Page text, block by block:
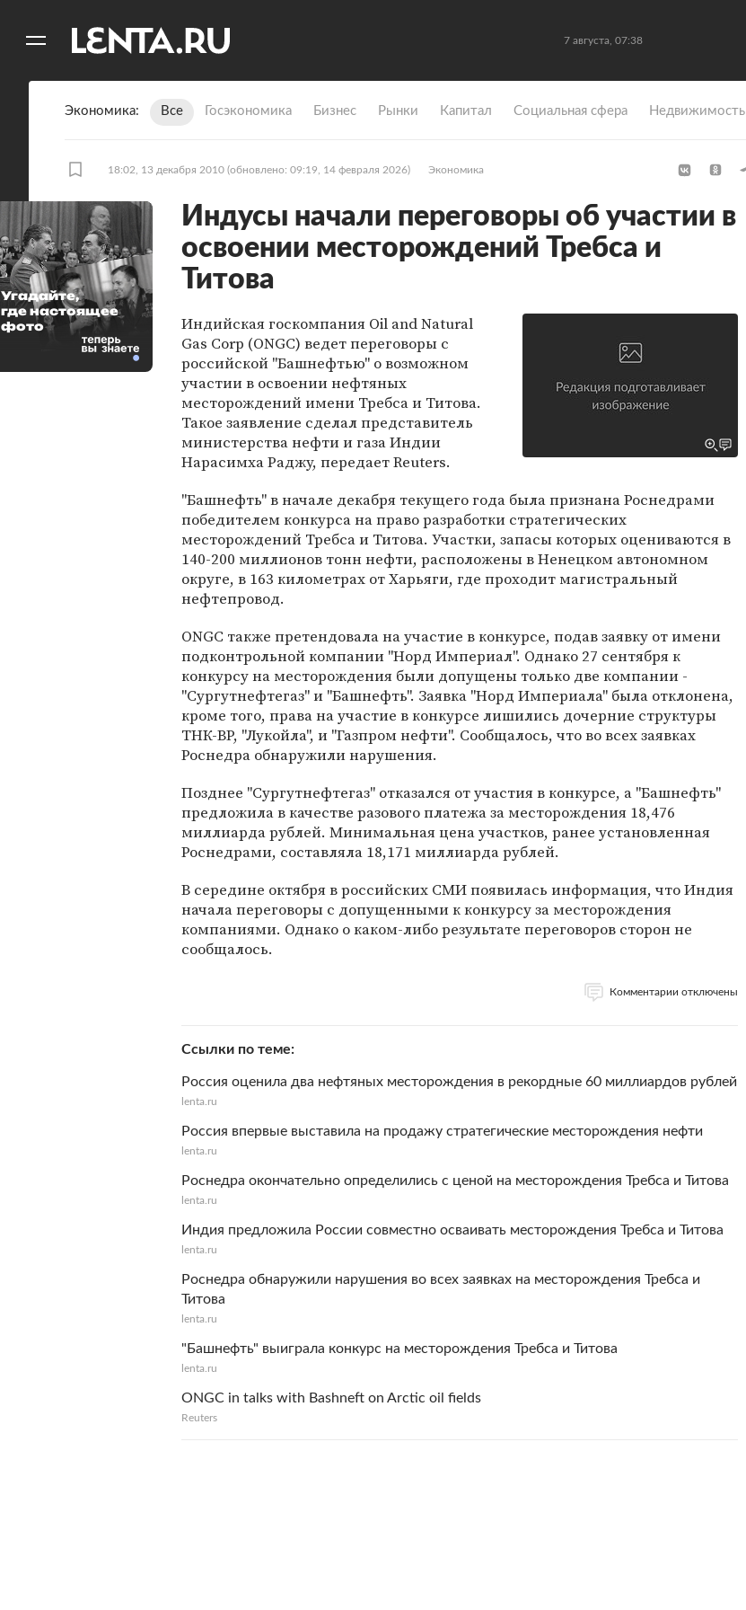
7 августа, 07:38
Экономика Все Госэкономика Бизнес Рынки Капитал Социальная сфера Недвижимость
18:02, 13 декабря 2010 (обновлено: 09:19, 14 февраля 2026) Экономика
Индусы начали переговоры об участии в
освоении месторождений Требса и
Титова
Индийская госкомпания Oil and Natural
Gas Corp (ONGC) ведет переговоры с
российской "Башнефтью" о возможном
участии в освоении нефтяных
месторождений имени Требса и Титова.
Такое заявление сделал представитель
министерства нефти и газа Индии
Нарасимха Раджу, передает Reuters.
"Башнефть" в начале декабря текущего года была признана Роснедрами
победителем конкурса на право разработки стратегических
месторождений Требса и Титова. Участки, запасы которых оцениваются в
140-200 миллионов тонн нефти, расположены в Ненецком автономном
округе, в 163 километрах от Харьяги, где проходит магистральный
нефтепровод.
ONGC также претендовала на участие в конкурсе, подав заявку от имени
подконтрольной компании "Норд Империал". Однако 27 сентября к
конкурсу на месторождения были допущены только две компании -
"Сургутнефтегаз" и "Башнефть". Заявка "Норд Империала" была отклонена,
кроме того, права на участие в конкурсе лишились дочерние структуры
ТНК-ВР, "Лукойла", и "Газпром нефти". Сообщалось, что во всех заявках
Роснедра обнаружили нарушения.
Позднее "Сургутнефтегаз" отказался от участия в конкурсе, а "Башнефть"
предложила в качестве разового платежа за месторождения 18,476
миллиарда рублей. Минимальная цена участков, ранее установленная
Роснедрами, составляла 18,171 миллиарда рублей.
В середине октября в российских СМИ появилась информация, что Индия
начала переговоры с допущенными к конкурсу за месторождения
компаниями. Однако о каком-либо результате переговоров сторон не
сообщалось.
Комментарии отключены
Ссылки по теме
Россия оценила два нефтяных месторождения в рекордные 60 миллиардов рублей
lenta.ru
Россия впервые выставила на продажу стратегические месторождения нефти
lenta.ru
Роснедра окончательно определились с ценой на месторождения Требса и Титова
lenta.ru
Индия предложила России совместно осваивать месторождения Требса и Титова
lenta.ru
Роснедра обнаружили нарушения во всех заявках на месторождения Требса и
Титова
lenta.ru
"Башнефть" выиграла конкурс на месторождения Требса и Титова
lenta.ru
ONGC in talks with Bashneft on Arctic oil fields
Reuters
Угадайте,
где настоящее
фото